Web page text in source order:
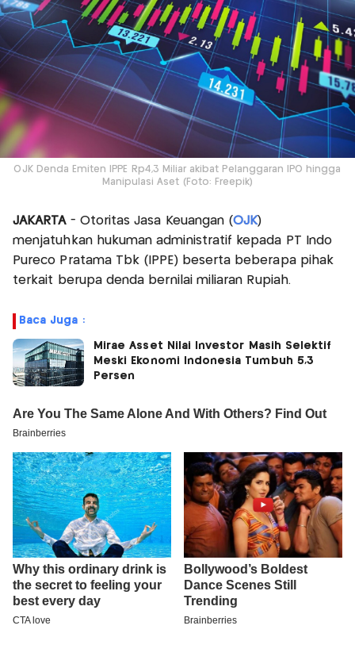
OJK Denda Emiten IPPE Rp4,3 Miliar akibat Pelanggaran IPO hingga
Manipulasi Aset (Foto: Freepik)
JAKARTA- Otoritas Jasa Keuangan (OJK)
menjatuhkan hukuman administratif kepada PT Indo
Pureco Pratama Tbk (IPPE) beserta beberapa pihak
terkait berupa denda bernilai miliaran Rupiah.
Baca Juga :
Mirae Asset Nilai Investor Masih Selektif
Meski Ekonomi Indonesia Tumbuh 5,3
Persen